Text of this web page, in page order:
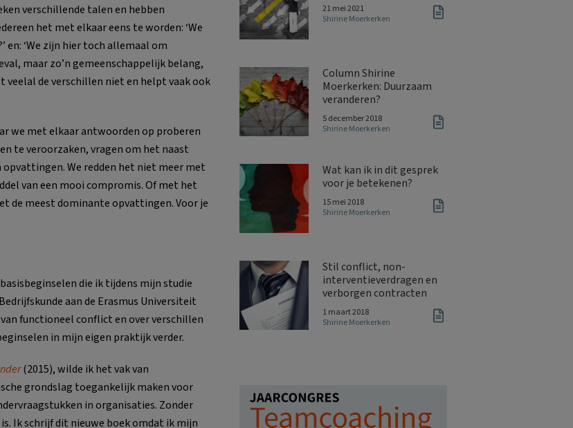
verschillende talen en hebben
het met elkaar eens te worden: ‘We
‘We zijn hier toch allemaal om
maar zo’n gemeenschappelijk belang,
veelal de verschillen niet en helpt vaak ook
we met elkaar antwoorden op proberen
te veroorzaken, vragen om het naast
We redden het niet meer met
van een mooi compromis. Of met het
de meest dominante opvattingen. Voor je
die ik tijdens mijn studie
aan de Erasmus Universiteit
functioneel conflict en over verschillen
in mijn eigen praktijk verder.
(2015), wilde ik het vak van
grondslag toegankelijk maken voor
in organisaties. Zonder
Ik schrijf dit nieuwe boek omdat ik mijn
21 mei 2021
Shirine Moerkerken
Column Shirine
Moerkerken: Duurzaam
veranderen?
5 december 2018
Shirine Moerkerken
Wat kan ik in dit gesprek
voor je betekenen?
15 mei 2018
Shirine Moerkerken
Stil conflict, non-
interventieverdragen en
verborgen contracten
1 maart 2018
Shirine Moerkerken